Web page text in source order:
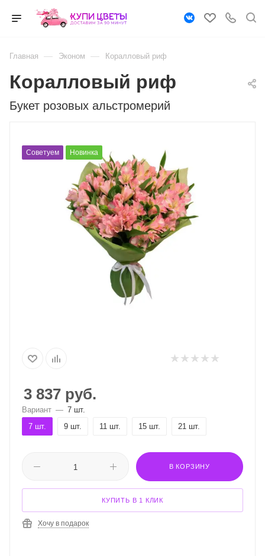
Главная — Эконом — Коралловый риф
Букет розовых альстромерий
Коралловый риф
Советуем Новинка
3 837 руб.
Вариант — 7 шт.
7 шт.
9 шт. 11 шт. 15 шт. 21 шт.
В КОРЗИНУ
КУПИТЬ В 1 КЛИК
Хочу в подарок